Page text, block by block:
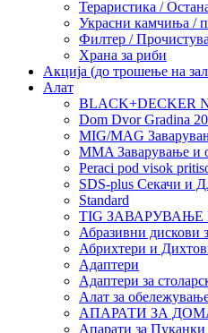
Тераристика /
Украсни камчиња /
Филтер /
Храна за риби
Акција (до трошење на
Алат
BLACK+DECKER
Dom Dvor Gradina
MIG/MAG
MMA Заварување и
Peraci pod visok
SDS-plus Секачи и
Standard
TIG
Абразивни дискови
Абрихтери и
Адаптери
Адаптери за
Алат за
АПАРАТИ ЗА
Апарати за Пуканки